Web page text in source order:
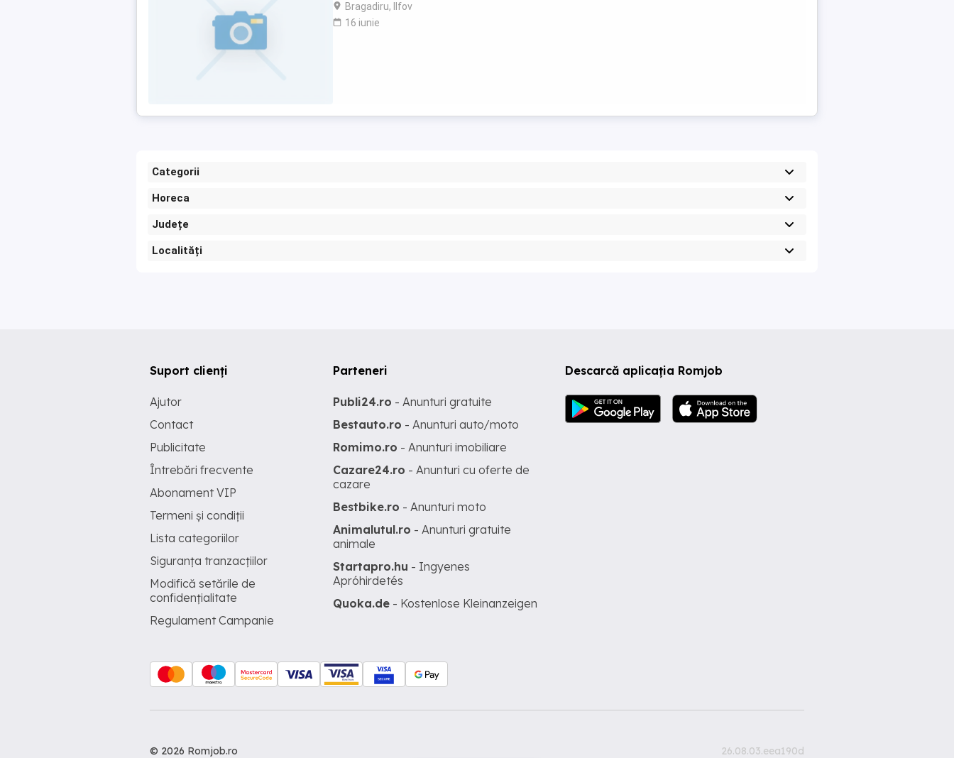
Bragadiru, Ilfov
16 iunie
Categorii
Horeca
Județe
Localități
Descarcă aplicația Romjob
Suport clienți
Ajutor
Contact
Publicitate
Întrebări frecvente
Abonament VIP
Termeni și condiții
Lista categoriilor
Siguranța tranzacțiilor
Modifică setările de
confidențialitate
Regulament Campanie
Parteneri
Publi24.ro - Anunturi gratuite
Bestauto.ro - Anunturi auto/moto
Romimo.ro - Anunturi imobiliare
Cazare24.ro - Anunturi cu oferte de
cazare
Bestbike.ro - Anunturi moto
Animalutul.ro - Anunturi gratuite
animale
Startapro.hu - Ingyenes
Apróhirdetés
Quoka.de - Kostenlose Kleinanzeigen
© 2026 Romjob.ro 26.08.03.eea190d